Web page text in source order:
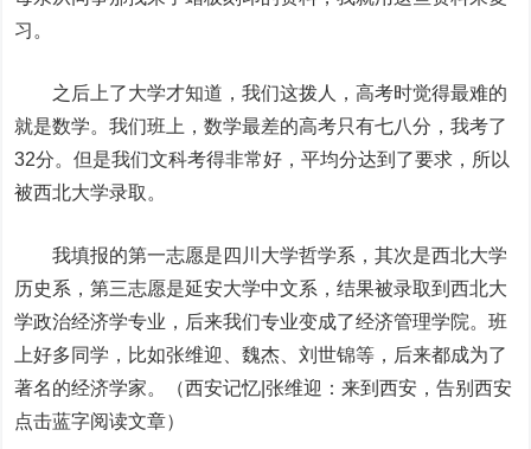
习。
之后上了大学才知道，我们这拨人，高考时觉得最难的
就是数学。我们班上，数学最差的高考只有七八分，我考了
32分。但是我们文科考得非常好，平均分达到了要求，所以
被西北大学录取。
我填报的第一志愿是四川大学哲学系，其次是西北大学
历史系，第三志愿是延安大学中文系，结果被录取到西北大
学政治经济学专业，后来我们专业变成了经济管理学院。班
上好多同学，比如张维迎、魏杰、刘世锦等，后来都成为了
著名的经济学家。
（西安记忆|张维迎：来到西安，告别西安
点击蓝字阅读文章）